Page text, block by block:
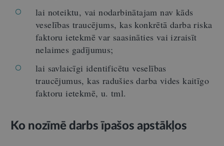
lai noteiktu, vai nodarbinātajam nav kāds
veselības traucējums, kas konkrētā darba riska
faktoru ietekmē var saasināties vai izraisīt
nelaimes gadījumus;
lai savlaicīgi identificētu veselības
traucējumus, kas radušies darba vides kaitīgo
faktoru ietekmē, u. tml.
Ko nozīmē darbs īpašos apstākļos